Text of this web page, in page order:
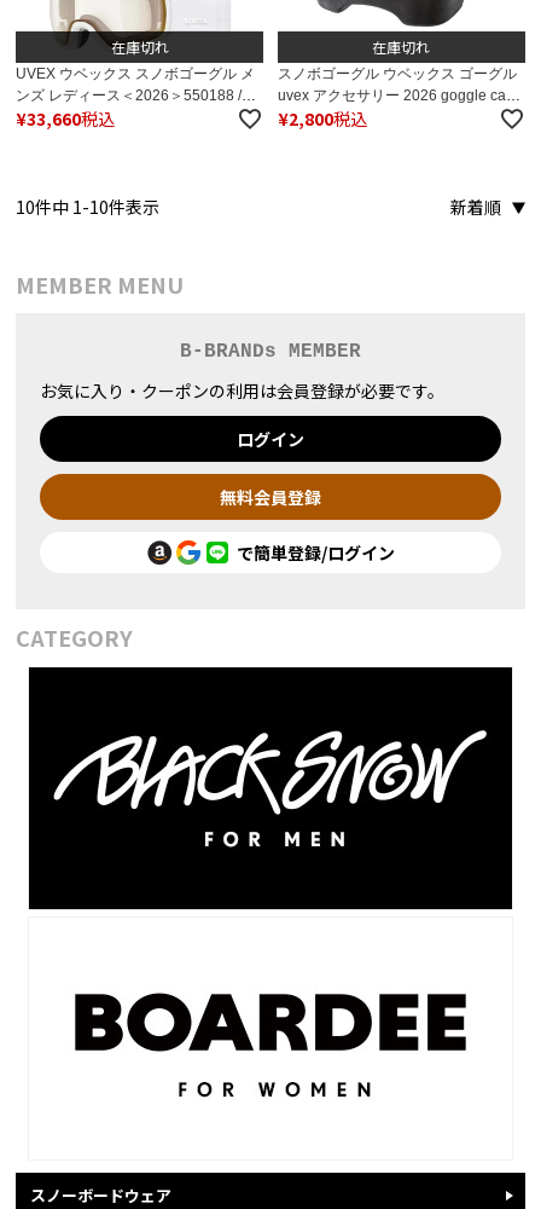
在庫切れ
UVEX ウベックス スノボゴーグル メ
ンズ レディース＜2026＞550188 /
uvex victorious pro V【調光】【眼
¥33,660税込
在庫切れ
スノボゴーグル ウベックス ゴーグル
uvex アクセサリー 2026 goggle case
/ ケース
¥2,800税込
新着順
10件中 1-10件表示
MEMBER MENU
B-BRANDs MEMBER
お気に入り・クーポンの利用は会員登録が必要です。
ログイン
無料会員登録
で簡単登録/ログイン
CATEGORY
スノーボードウェア